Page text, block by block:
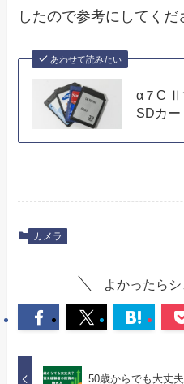
したので参考にしてくだ
あわせて読みたい
α７C Ⅱ
SDカー
カメラ
よかったら
50歳からでも大丈